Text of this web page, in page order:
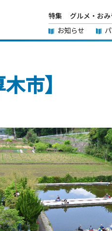
特集 グルメ・お
お知らせ
市】